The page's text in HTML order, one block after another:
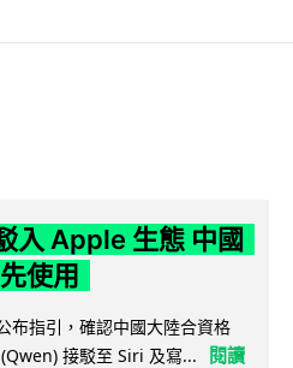
入 Apple 生態 中國
使用
指引，確認中國大陸合資格
接駁至 Siri 及寫...
閱讀